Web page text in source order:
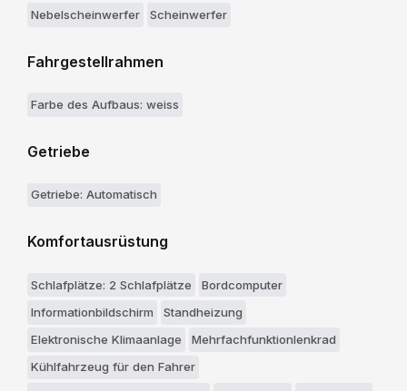
Nebelscheinwerfer Scheinwerfer
Fahrgestellrahmen
Farbe des Aufbaus: weiss
Getriebe
Getriebe: Automatisch
Komfortausrüstung
Schlafplätze: 2 Schlafplätze
Bordcomputer
Informationbildschirm
Standheizung
Elektronische Klimaanlage
Mehrfachfunktionlenkrad
Kühlfahrzeug für den Fahrer